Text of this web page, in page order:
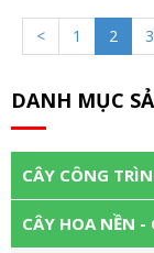
< 1 2 3
DANH MỤC
CÂY CÔNG
CÂY HOA NỀN